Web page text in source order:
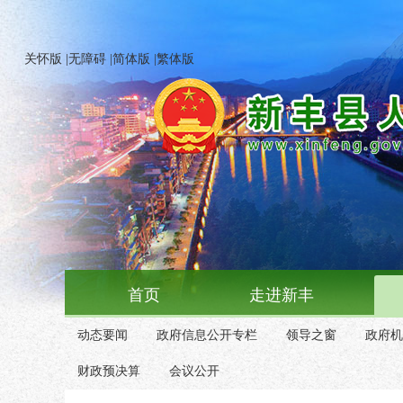
关怀版 无障碍 简体版 繁体版
首页 走进新丰
动态要闻 政府信息公开专栏 领导之窗 政府
财政预决算 会议公开